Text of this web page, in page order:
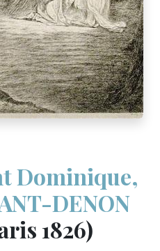
Dominique,
DENON
1826)